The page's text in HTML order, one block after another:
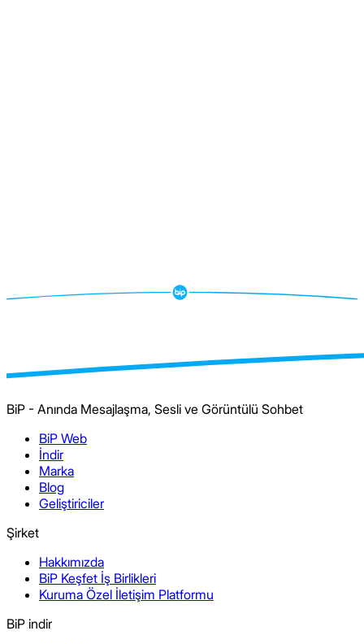
BiP - Anında Mesajlaşma, Sesli ve Görüntülü Sohbet
BiP Web
İndir
Marka
Blog
Geliştiriciler
Şirket
Hakkımızda
BiP Keşfet İş Birlikleri
Kuruma Özel İletişim Platformu
BiP indir